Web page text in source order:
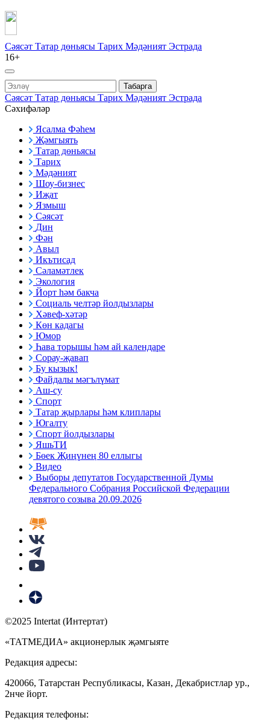
Сәясәт Татар дөньясы Тарих Мәдәният Эстрада
16+
Табарга
Сәясәт Татар дөньясы Тарих Мәдәният Эстрада
Сәхифәләр
Ясалма Фәһем
Җәмгыять
Татар дөньясы
Тарих
Мәдәният
Шоу-бизнес
Иҗат
Язмыш
Сәясәт
Дин
Фән
Авыл
Икътисад
Сәламәтлек
Экология
Йорт һәм бакча
Социаль челтәр йолдызлары
Хәвеф-хәтәр
Көн кадагы
Юмор
Һава торышы һәм ай календаре
Сорау-җавап
Бу кызык!
Файдалы мәгълүмат
Аш-су
Спорт
Татар җырлары һәм клиплары
Югалту
Спорт йолдызлары
ЯшьТИ
Бөек Җиңүнең 80 еллыгы
Видео
Выборы депутатов Государственной Думы
Федерального Собрания Российской Федерации
девятого созыва 20.09.2026
©2025 Intertat (Интертат)
«ТАТМЕДИА» акционерлык җәмгыяте
Редакция адресы:
420066, Татарстан Республикасы, Казан, Декабристлар ур.,
2нче йорт.
Редакция телефоны: